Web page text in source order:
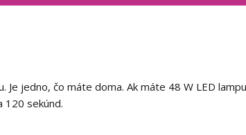
jedno, čo máte doma. Ak máte 48 W LED
120 sekúnd.